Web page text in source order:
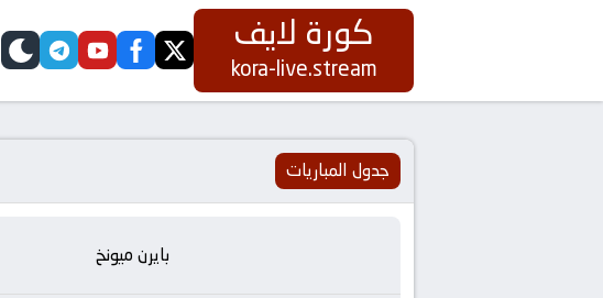
كورة
لايف
كورة لايف
kora-live.stream
twitter
facebook
youtube
telegram
skin
جدول المباريات
بايرن ميونخ